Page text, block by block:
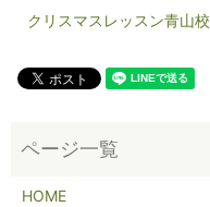
クリスマスレッスン青山校
HOME